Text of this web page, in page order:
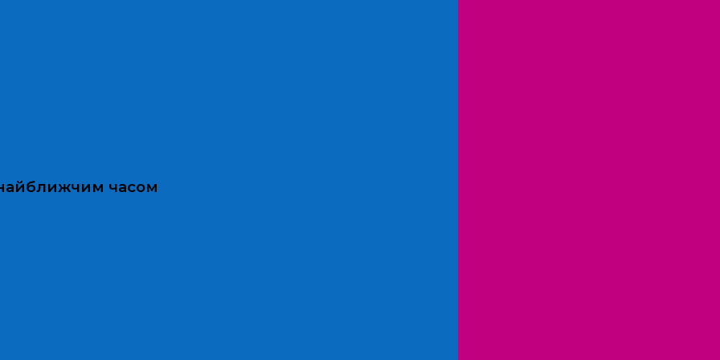
часом